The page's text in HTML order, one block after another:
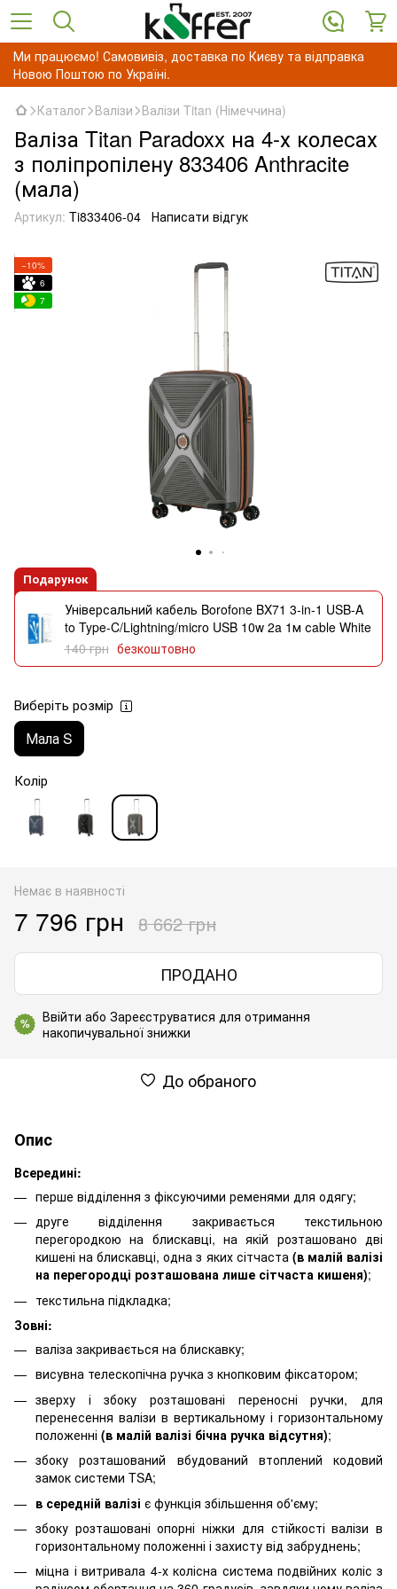
Ми працюємо! Самовивіз, доставка по Києву та відправка
Новою Поштою по Україні.
Каталог Валізи Валізи Titan (Німеччина)
Валіза Titan Paradoxx на 4-х колесах
з поліпропілену 833406 Anthracite
(мала)
Артикул: Ti833406-04 Написати відгук
−10%
6
7
Подарунок
Універсальний кабель Borofone BX71 3-in-1 USB-A
to Type-C/Lightning/micro USB 10w 2a 1м сable White
140 грн безкоштовно
Виберіть розмір
Мала S
Колір
Немає в наявності
7 796 грн 8 662 грн
ПРОДАНО
% Ввійти або Зареєструватися для отримання
накопичувальної знижки
До обраного
Опис
Всередині:
перше відділення з фіксуючими ременями для одягу;
друге відділення закривається текстильною
перегородкою на блискавці, на якій розташовано дві
кишені на блискавці, одна з яких сітчаста (в малій валізі
на перегородці розташована лише сітчаста кишеня);
текстильна підкладка;
Зовні:
валіза закривається на блискавку;
висувна телескопічна ручка з кнопковим фіксатором;
зверху і збоку розташовані переносні ручки, для
перенесення валізи в вертикальному і горизонтальному
положенні (в малій валізі бічна ручка відсутня);
збоку розташований вбудований втоплений кодовий
замок системи TSA;
в середній валізі є функція збільшення об'єму;
збоку розташовані опорні ніжки для стійкості валізи в
горизонтальному положенні і захисту від забруднень;
міцна і витривала 4-х колісна система подвійних коліс з